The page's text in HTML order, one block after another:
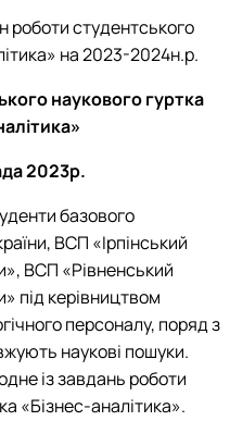
роботи студентського
на 2023-2024н.р.
наукового гуртка
2023р.
базового
ВСП «Ірпінський
ВСП «Рівненський
під керівництвом
персоналу, поряд з
наукові пошуки.
із завдань роботи
«Бізнес-аналітика».